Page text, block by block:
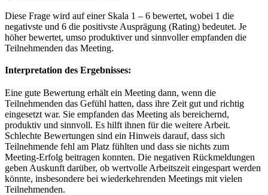
Diese Frage wird auf einer Skala 1 – 6 bewertet, wobei 1 die
negativste und 6 die positivste Ausprägung (Rating) bedeutet. Je
höher bewertet, umso produktiver und sinnvoller empfanden die
Teilnehmenden das Meeting.
Interpretation des Ergebnisses:
Eine gute Bewertung erhält ein Meeting dann, wenn die
Teilnehmenden das Gefühl hatten, dass ihre Zeit gut und richtig
eingesetzt war. Sie empfanden das Meeting als bereichernd,
produktiv und sinnvoll. Es hilft ihnen für die weitere Arbeit.
Schlechte Bewertungen sind ein Hinweis darauf, dass sich
Teilnehmende fehl am Platz fühlten und dass sie nichts zum
Meeting-Erfolg beitragen konnten. Die negativen Rückmeldungen
geben Auskunft darüber, ob wertvolle Arbeitszeit eingespart werden
könnte, insbesondere bei wiederkehrenden Meetings mit vielen
Teilnehmenden.